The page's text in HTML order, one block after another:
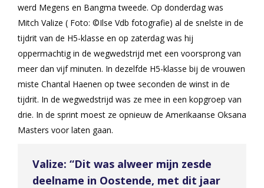
werd Megens en Bangma tweede. Op donderdag was
Mitch Valize ( Foto: ©Ilse Vdb fotografie) al de snelste in de
tijdrit van de H5-klasse en op zaterdag was hij
oppermachtig in de wegwedstrijd met een voorsprong van
meer dan vijf minuten. In dezelfde H5-klasse bij de vrouwen
miste Chantal Haenen op twee seconden de winst in de
tijdrit. In de wegwedstrijd was ze mee in een kopgroep van
drie. In de sprint moest ze opnieuw de Amerikaanse Oksana
Masters voor laten gaan.
Valize: “Dit was alweer mijn zesde
deelname in Oostende, met dit jaar